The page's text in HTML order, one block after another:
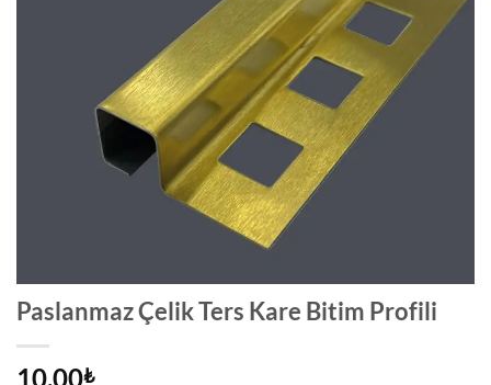
Paslanmaz Çelik Ters Kare Bitim Profili
10,00₺